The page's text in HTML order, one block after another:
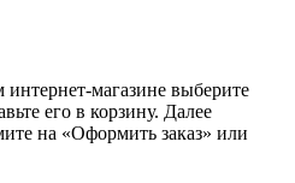
магазине выберите
его в корзину. Далее
на «Оформить заказ» или